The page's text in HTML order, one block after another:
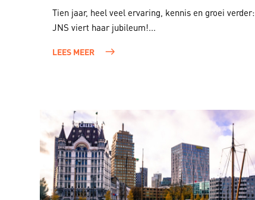
Tien jaar, heel veel ervaring, kennis en groei verder:
JNS viert haar jubileum!...
LEES MEER